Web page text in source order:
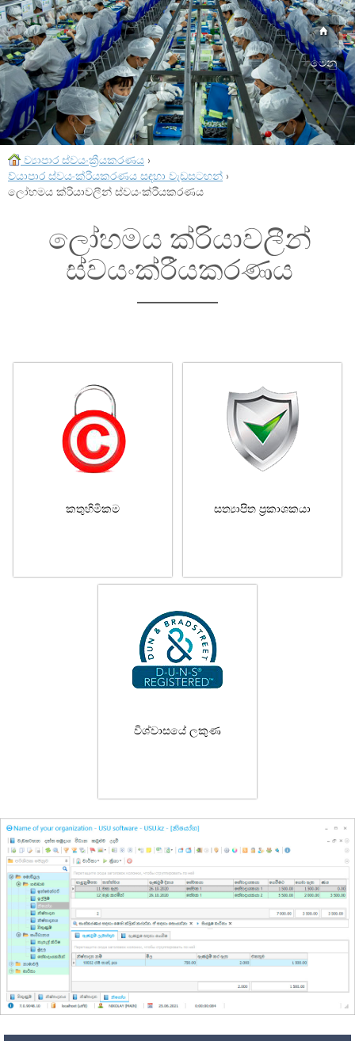
මෙනු
ව්‍යාපාර ස්වයංක්‍රීයකරණය ›
ව්යාපාර ස්වයංක්රීයකරණය සඳහා වැඩසටහන් ›
ලෝහමය ක්රියාවලීන් ස්වයංක්රීයකරණය
ලෝහමය ක්රියාවලීන්
ස්වයංක්රීයකරණය
කතුහිමිකම සත්‍යාපිත ප්‍රකාශකයා
විශ්වාසයේ ලකුණ